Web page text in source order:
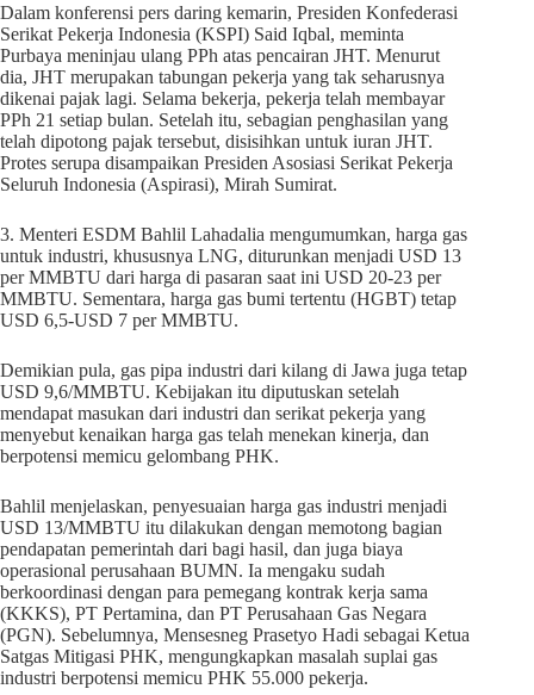
Dalam konferensi pers daring kemarin, Presiden Konfederasi
Serikat Pekerja Indonesia (KSPI) Said Iqbal, meminta
Purbaya meninjau ulang PPh atas pencairan JHT. Menurut
dia, JHT merupakan tabungan pekerja yang tak seharusnya
dikenai pajak lagi. Selama bekerja, pekerja telah membayar
PPh 21 setiap bulan. Setelah itu, sebagian penghasilan yang
telah dipotong pajak tersebut, disisihkan untuk iuran JHT.
Protes serupa disampaikan Presiden Asosiasi Serikat Pekerja
Seluruh Indonesia (Aspirasi), Mirah Sumirat.
3. Menteri ESDM Bahlil Lahadalia mengumumkan, harga gas
untuk industri, khususnya LNG, diturunkan menjadi USD 13
per MMBTU dari harga di pasaran saat ini USD 20-23 per
MMBTU. Sementara, harga gas bumi tertentu (HGBT) tetap
USD 6,5-USD 7 per MMBTU.
Demikian pula, gas pipa industri dari kilang di Jawa juga tetap
USD 9,6/MMBTU. Kebijakan itu diputuskan setelah
mendapat masukan dari industri dan serikat pekerja yang
menyebut kenaikan harga gas telah menekan kinerja, dan
berpotensi memicu gelombang PHK.
Bahlil menjelaskan, penyesuaian harga gas industri menjadi
USD 13/MMBTU itu dilakukan dengan memotong bagian
pendapatan pemerintah dari bagi hasil, dan juga biaya
operasional perusahaan BUMN. Ia mengaku sudah
berkoordinasi dengan para pemegang kontrak kerja sama
(KKKS), PT Pertamina, dan PT Perusahaan Gas Negara
(PGN). Sebelumnya, Mensesneg Prasetyo Hadi sebagai Ketua
Satgas Mitigasi PHK, mengungkapkan masalah suplai gas
industri berpotensi memicu PHK 55.000 pekerja.